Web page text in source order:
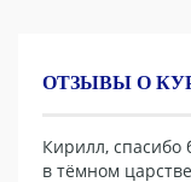
ОТЗЫВЫ О
Кирилл, спасибо
в тёмном